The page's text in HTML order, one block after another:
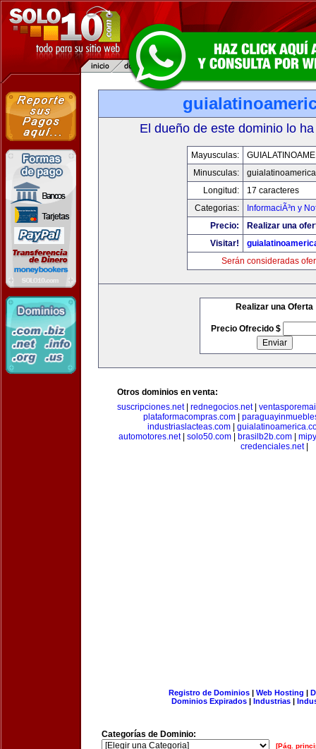
El dueño de este dominio lo
Mayusculas:
Minusculas:
Longitud:
17 caracteres
Categorias:
InformaciÃ³n y
Precio:
Realizar una
Visitar!
Serán consideradas
Realizar una Oferta
Precio Ofrecido $
Otros dominios en venta:
suscripciones.net| rednegocios.net|
plataformacompras.com
industriaslacteas.com
automotores.net| solo50.com brasilb2b.com
credenciales.net|
Registro de Dominios| Web Hosting |
Dominios Expirados | Industrias |
Categorías de Dominio:
[Pág.